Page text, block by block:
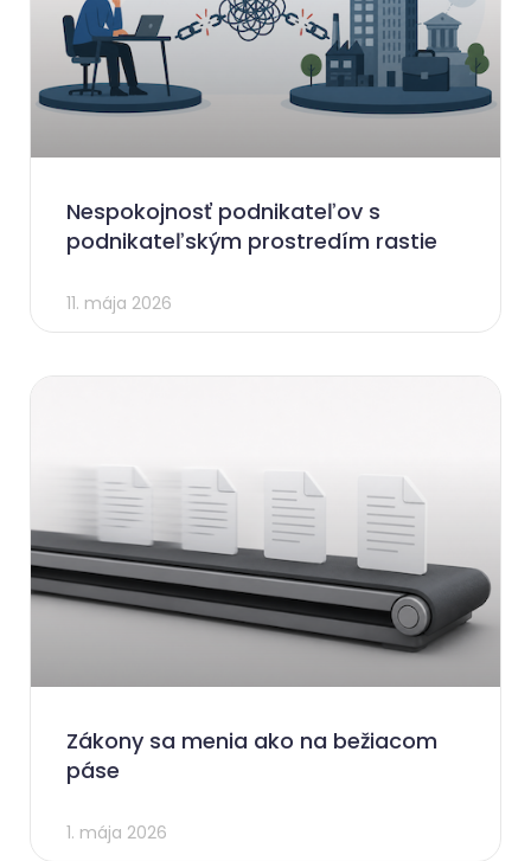
Nespokojnosť podnikateľov s
podnikateľským prostredím rastie
11. mája 2026
Zákony sa menia ako na bežiacom
páse
1. mája 2026